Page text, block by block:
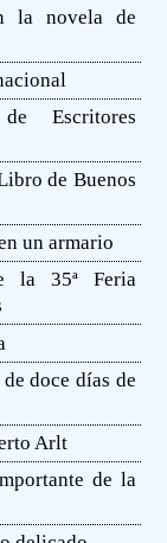
la novela de
Escritores
de Buenos
un armario
la 35ª Feria
doce días de
Arlt
de la